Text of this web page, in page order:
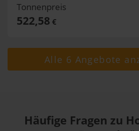
Tonnenpreis
522,58 €
Alle 6 Angebote
Häufige Fragen zu